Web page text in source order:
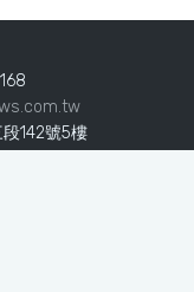
142號5樓